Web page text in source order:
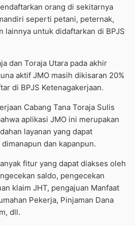
orang di sekitarnya
seperti petani, peternak,
lainnya untuk didaftarkan di BPJS
dan Toraja Utara pada akhir
aktif JMO masih dikisaran 20%
di BPJS Ketenagakerjaan.
Cabang Tana Toraja Sulis
aplikasi JMO ini merupakan
layanan yang dapat
dan kapanpun.
fitur yang dapat diakses oleh
saldo, pengecekan
klaim JHT, pengajuan Manfaat
Pekerja, Pinjaman Dana
dll.